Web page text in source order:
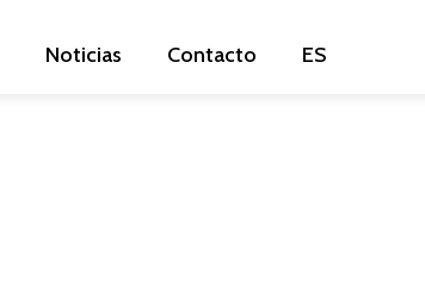
Noticias Contacto ES